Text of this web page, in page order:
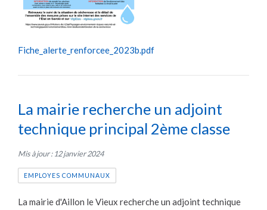
Fiche_alerte_renforcee_2023b.pdf
La mairie recherche un adjoint
technique principal 2ème classe
Mis à jour : 12 janvier 2024
EMPLOYES COMMUNAUX
La mairie d'Aillon le Vieux recherche un adjoint technique